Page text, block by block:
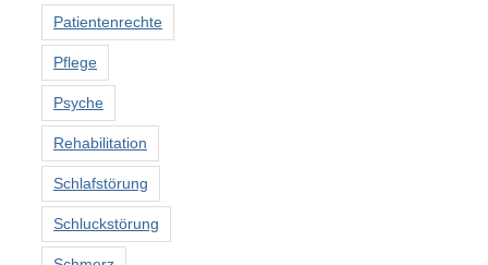
Patientenrechte
Pflege
Psyche
Rehabilitation
Schlafstörung
Schluckstörung